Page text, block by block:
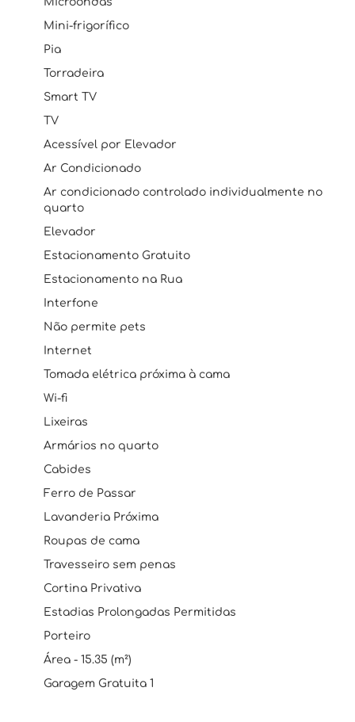
Mini-frigorífico
Pia
Torradeira
Smart TV
TV
Acessível por Elevador
Ar Condicionado
Ar condicionado controlado individualmente no
quarto
Elevador
Estacionamento Gratuito
Estacionamento na Rua
Interfone
Não permite pets
Internet
Tomada elétrica próxima à cama
Wi-fi
Lixeiras
Armários no quarto
Cabides
Ferro de Passar
Lavanderia Próxima
Roupas de cama
Travesseiro sem penas
Cortina Privativa
Estadias Prolongadas Permitidas
Porteiro
Área - 15.35 (m²)
Garagem Gratuita 1